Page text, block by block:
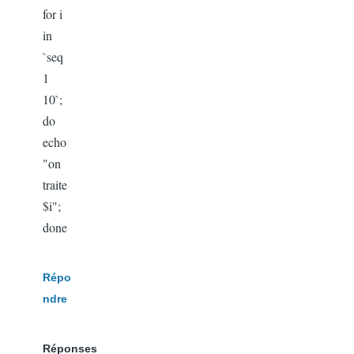
for i
in
`seq
1
10`;
do
echo
"on
traite
$i";
done
Répo
ndre
Réponses